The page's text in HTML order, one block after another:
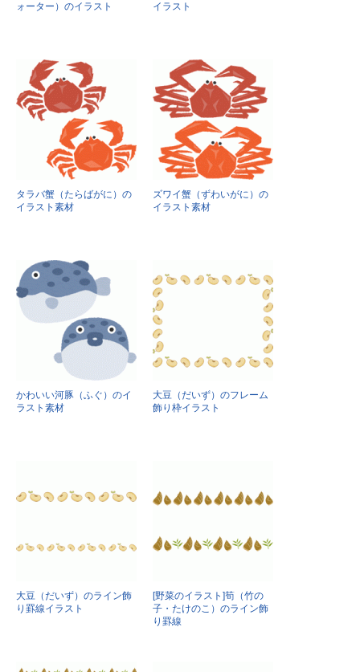
ォーター）のイラスト
イラスト
タラバ蟹（たらばがに）の
イラスト素材
ズワイ蟹（ずわいがに）の
イラスト素材
かわいい河豚（ふぐ）のイ
ラスト素材
大豆（だいず）のフレーム
飾り枠イラスト
大豆（だいず）のライン飾
り罫線イラスト
[野菜のイラスト]筍（竹の
子・たけのこ）のライン飾
り罫線